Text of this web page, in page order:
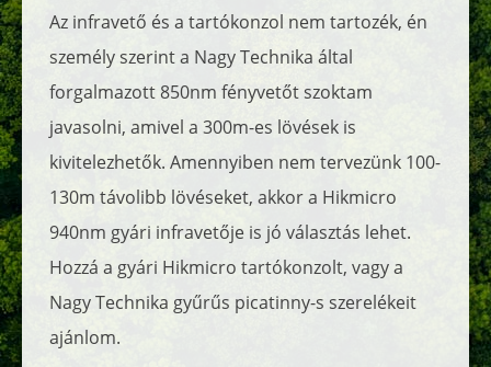
Az infravető és a tartókonzol nem tartozék, én
személy szerint a Nagy Technika által
forgalmazott 850nm fényvetőt szoktam
javasolni, amivel a 300m-es lövések is
kivitelezhetők. Amennyiben nem tervezünk 100-
130m távolibb lövéseket, akkor a Hikmicro
940nm gyári infravetője is jó választás lehet.
Hozzá a gyári Hikmicro tartókonzolt, vagy a
Nagy Technika gyűrűs picatinny-s szerelékeit
ajánlom.